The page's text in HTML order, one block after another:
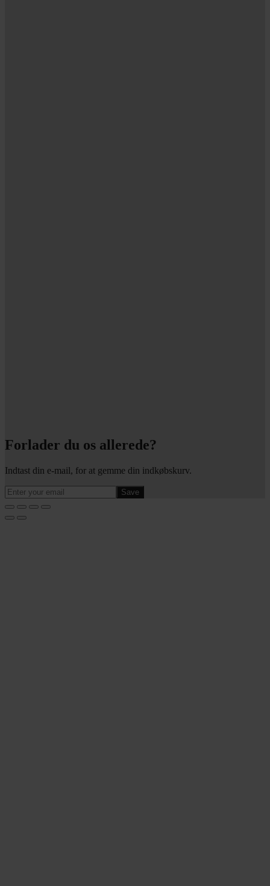
Forlader du os allerede?
Indtast din e-mail, for at gemme din indkøbskurv.
Save